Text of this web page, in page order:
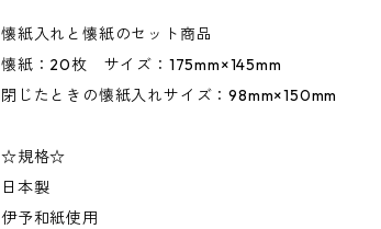
懐紙入れと懐紙のセット商品
懐紙：20枚 サイズ：175mm×145mm
閉じたときの懐紙入れサイズ：98mm×150mm
☆規格☆
日本製
伊予和紙使用